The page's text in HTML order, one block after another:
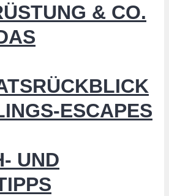
& CO.
ESCAPES
UND